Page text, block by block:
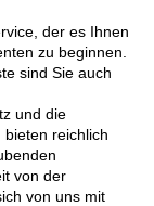
der es Ihnen
zu beginnen.
sind Sie auch
und die
reichlich
von der
von uns mit